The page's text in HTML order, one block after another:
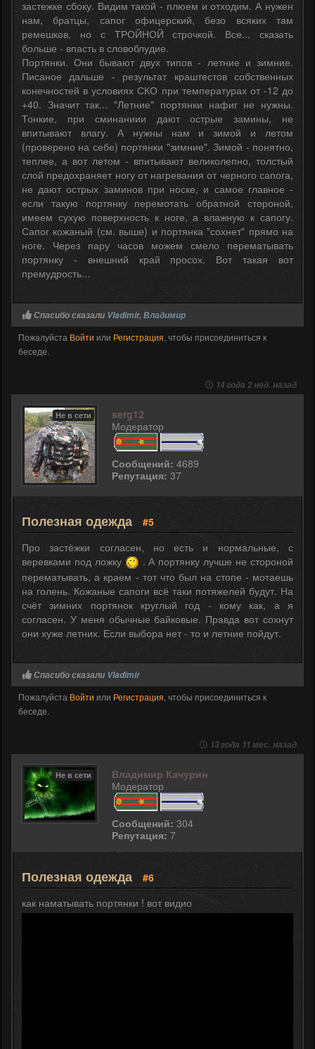
застежке сбоку. Видим такой - плюем и отходим. А нужен
нам, братцы, сапог офицерский, безо всяких там
ремешков, но с ТРОЙНОЙ строчкой. Все... сказать
больше - впасть в словоблудие.
Портянки. Они бывают двух типов - летние и зимние.
Писаное дальше - результат краштестов собственных
конечностей в условиях СКО при температурах от -12 до
+40. Значит так... "Летние" портянки нафиг не нужны.
Тонкие, при сминаниии дают острые замины, не
впитывают влагу. А нужны нам и зимой и летом
(проверено на себе) портянки "зимние". Зимой - понятно,
теплее, а вот летом - впитывают великолепно, толстый
слой предохраняет ногу от нагревания от черного сапога,
не дают острых заминов при носке, и самое главное -
если такую портянку перемотать обратной стороной,
имеем сухую поверхность к ноге, а влажную к сапогу.
Сапог кожаный (см. выше) и портянка "сохнет" прямо на
ноге. Через пару часов можем смело перематывать
портянку - внешний край просох. Вот такая вот
премудрость...
Спасибо сказали Vladimir, Владимир
Пожалуйста Войти или Регистрация, чтобы присоединиться к
беседе.
14 года 2 нед. назад
Не в сети
serg12
Модератор
Сообщений: 4689
Репутация: 37
Полезная одежда
#5
Про застёжки согласен, но есть и нормальные, с
веревками под ложку
. А портянку лучше не стороной
перематывать, а краем - тот что был на стопе - мотаешь
на голень. Кожаные сапоги всё таки потяжелей будут. На
счёт зимних портянок круглый год - кому как, а я
согласен. У меня обычные байковые. Правда вот сохнут
они хуже летних. Если выбора нет - то и летние пойдут.
Спасибо сказали Vladimir
Пожалуйста Войти или Регистрация, чтобы присоединиться к
беседе.
13 года 11 мес. назад
Не в сети
Владимир Качурин
Модератор
Сообщений: 304
Репутация: 7
Полезная одежда
#6
как наматывать портянки ! вот видио